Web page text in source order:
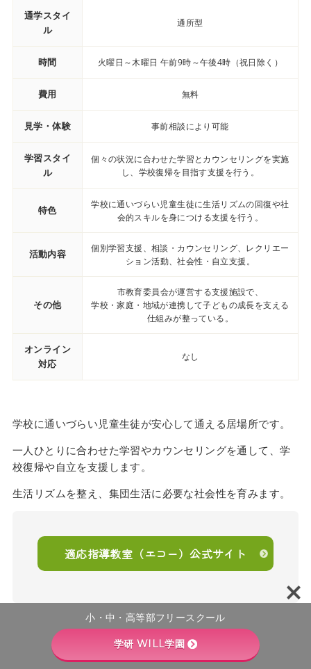
通学スタイ
ル
通所型
時間 火曜日～木曜日 午前9時～午後4時（祝日除く）
費用 無料
見学・体験 事前相談により可能
学習スタイ
ル
個々の状況に合わせた学習とカウンセリングを実施
し、学校復帰を目指す支援を行う。
特色
学校に通いづらい児童生徒に生活リズムの回復や社
会的スキルを身につける支援を行う。
活動内容
個別学習支援、相談・カウンセリング、レクリエー
ション活動、社会性・自立支援。
その他
市教育委員会が運営する支援施設で、
学校・家庭・地域が連携して子どもの成長を支える
仕組みが整っている。
オンライン
対応
なし
学校に通いづらい児童生徒が安心して通える居場所です。
一人ひとりに合わせた学習やカウンセリングを通して、学
校復帰や自立を支援します。
生活リズムを整え、集団生活に必要な社会性を育みます。
適応指導教室（エコー）公式サイト
小・中・高等部フリースクール
学研 WILL学園